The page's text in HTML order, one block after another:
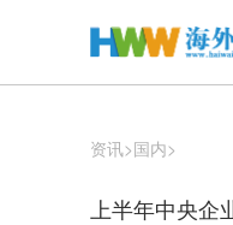
资讯>国内>
上半年中央